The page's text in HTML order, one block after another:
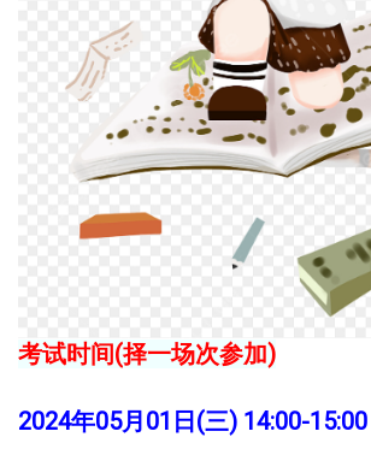
考试时间(择一场次参加)
2024年05月01日(三) 14:00-15:00